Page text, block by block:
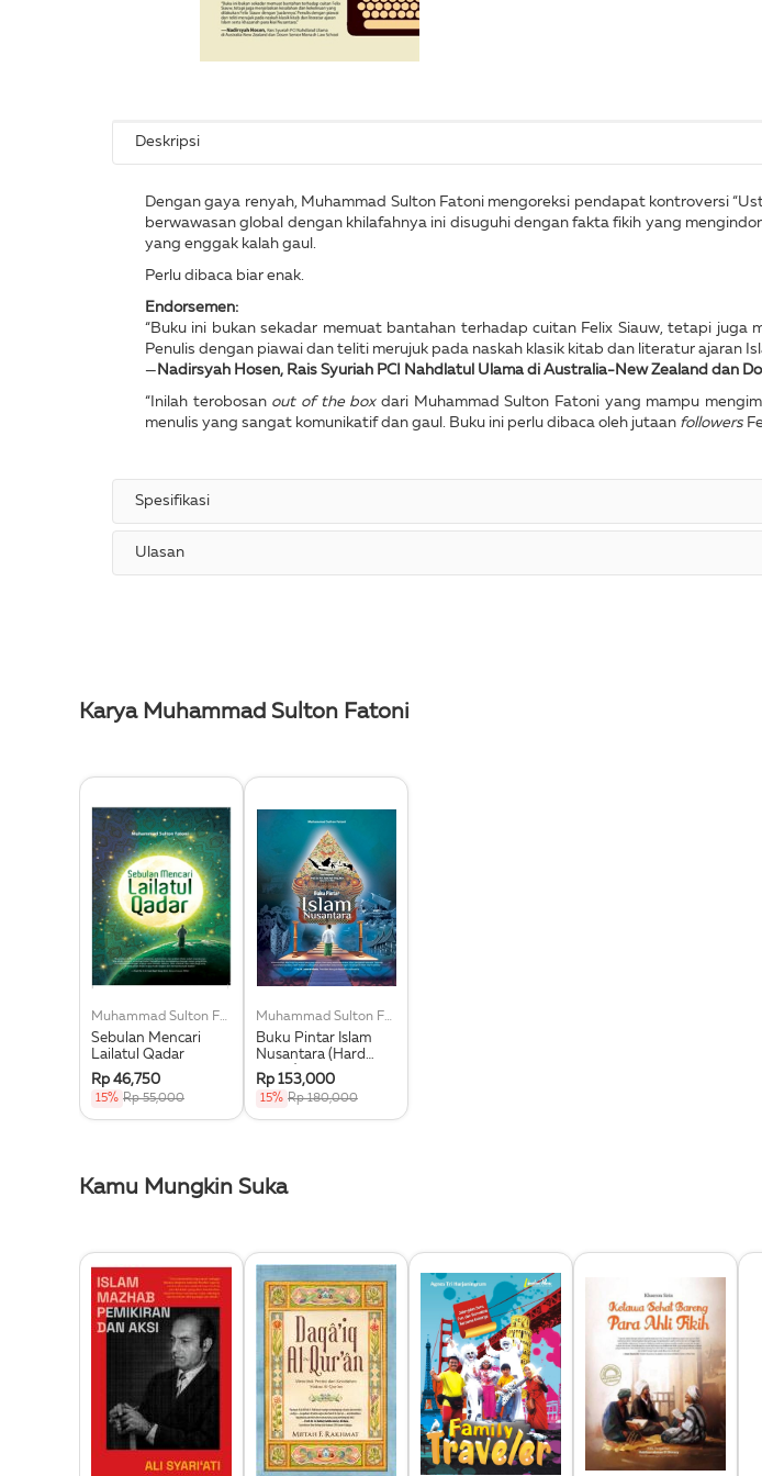
Deskripsi
Dengan gaya renyah, Muhammad Sulton Fatoni mengoreksi pendapat kontroversi
berwawasan global dengan khilafahnya ini disuguhi dengan fakta fikih yang
yang enggak kalah gaul.
Perlu dibaca biar enak.
Endorsemen:
“Buku ini bukan sekadar memuat bantahan terhadap cuitan Felix Siauw, tetapi juga
Penulis dengan piawai dan teliti merujuk pada naskah klasik kitab dan literatur ajaran
— Nadirsyah Hosen, Rais Syuriah PCI Nahdlatul Ulama di Australia-New Zealand dan
“Inilah terobosan out of the boxdari Muhammad Sulton Fatoni yang mampu
menulis yang sangat komunikatif dan gaul. Buku ini perlu dibaca oleh jutaan followers
Spesifikasi
Ulasan
Karya Muhammad Sulton Fatoni
Muhammad Sulton Fatoni
Sebulan Mencari
Lailatul Qadar
Rp 46,750
15% Rp 55,000
Muhammad Sulton Fatoni
Buku Pintar Islam
Nusantara (Hard
Cover)
Rp 153,000
15% Rp 180,000
Kamu Mungkin Suka